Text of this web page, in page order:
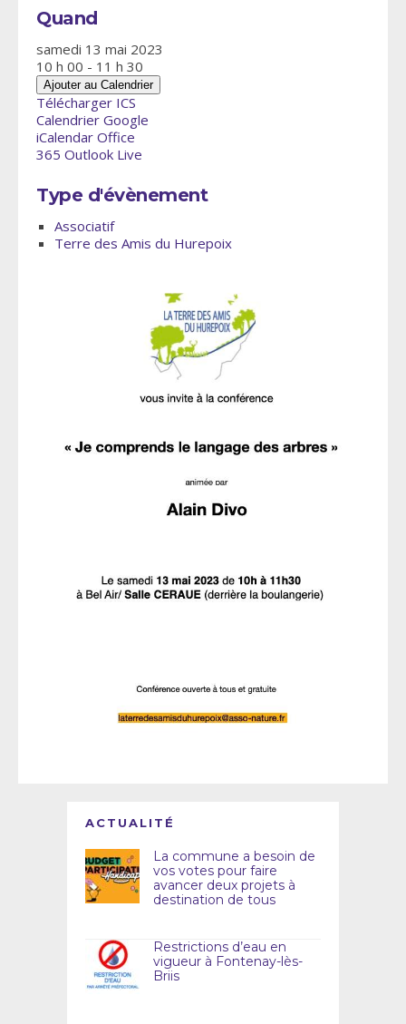
Quand
samedi 13 mai 2023
10 h 00 - 11 h 30
Ajouter au Calendrier
Télécharger ICS
Calendrier Google
iCalendar Office
365 Outlook Live
Type d'évènement
Associatif
Terre des Amis du Hurepoix
ACTUALITÉ
La commune a besoin de
vos votes pour faire
avancer deux projets à
destination de tous
Restrictions d’eau en
vigueur à Fontenay-lès-
Briis